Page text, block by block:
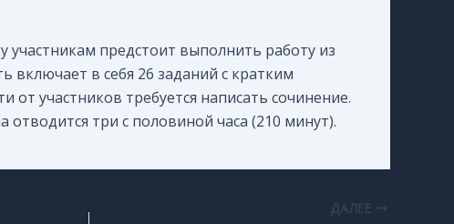
участникам предстоит выполнить работу из
включает в себя 26 заданий с кратким
от участников требуется написать сочинение.
отводится три с половиной часа (210 минут).
ДАЛЕЕ